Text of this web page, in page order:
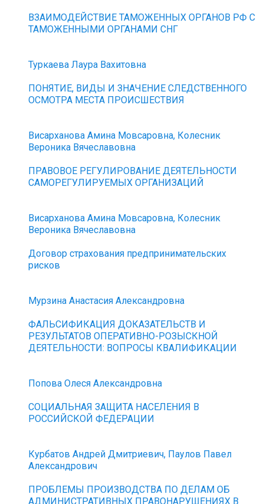
ВЗАИМОДЕЙСТВИЕ ТАМОЖЕННЫХ ОРГАНОВ РФ С
ТАМОЖЕННЫМИ ОРГАНАМИ СНГ
Туркаева Лаура Вахитовна
ПОНЯТИЕ, ВИДЫ И ЗНАЧЕНИЕ СЛЕДСТВЕННОГО
ОСМОТРА МЕСТА ПРОИСШЕСТВИЯ
Висарханова Амина Мовсаровна, Колесник
Вероника Вячеславовна
ПРАВОВОЕ РЕГУЛИРОВАНИЕ ДЕЯТЕЛЬНОСТИ
САМОРЕГУЛИРУЕМЫХ ОРГАНИЗАЦИЙ
Висарханова Амина Мовсаровна, Колесник
Вероника Вячеславовна
Договор страхования предпринимательских
рисков
Мурзина Анастасия Александровна
ФАЛЬСИФИКАЦИЯ ДОКАЗАТЕЛЬСТВ И
РЕЗУЛЬТАТОВ ОПЕРАТИВНО-РОЗЫСКНОЙ
ДЕЯТЕЛЬНОСТИ: ВОПРОСЫ КВАЛИФИКАЦИИ
Попова Олеся Александровна
СОЦИАЛЬНАЯ ЗАЩИТА НАСЕЛЕНИЯ В
РОССИЙСКОЙ ФЕДЕРАЦИИ
Курбатов Андрей Дмитриевич, Паулов Павел
Александрович
ПРОБЛЕМЫ ПРОИЗВОДСТВА ПО ДЕЛАМ ОБ
АДМИНИСТРАТИВНЫХ ПРАВОНАРУШЕНИЯХ В